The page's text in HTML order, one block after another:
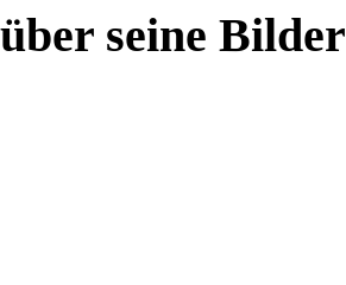
über seine Bilder